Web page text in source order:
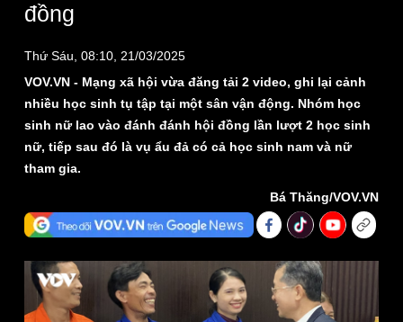
Thế giới
Cuộc sống đó đây
Hồ sơ
Multimedia
Ảnh
E-Magazine
Infographic
đồng
Thứ Sáu, 08:10, 21/03/2025
VOV.VN - Mạng xã hội vừa đăng tải 2 video, ghi lại cảnh
nhiều học sinh tụ tập tại một sân vận động. Nhóm học
sinh nữ lao vào đánh đánh hội đồng lần lượt 2 học sinh
nữ, tiếp sau đó là vụ ẩu đả có cả học sinh nam và nữ
tham gia.
Bá Thăng/VOV.VN